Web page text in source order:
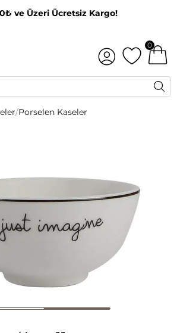
ve Üzeri Ücretsiz Kargo!
0
/Porselen Kaseler